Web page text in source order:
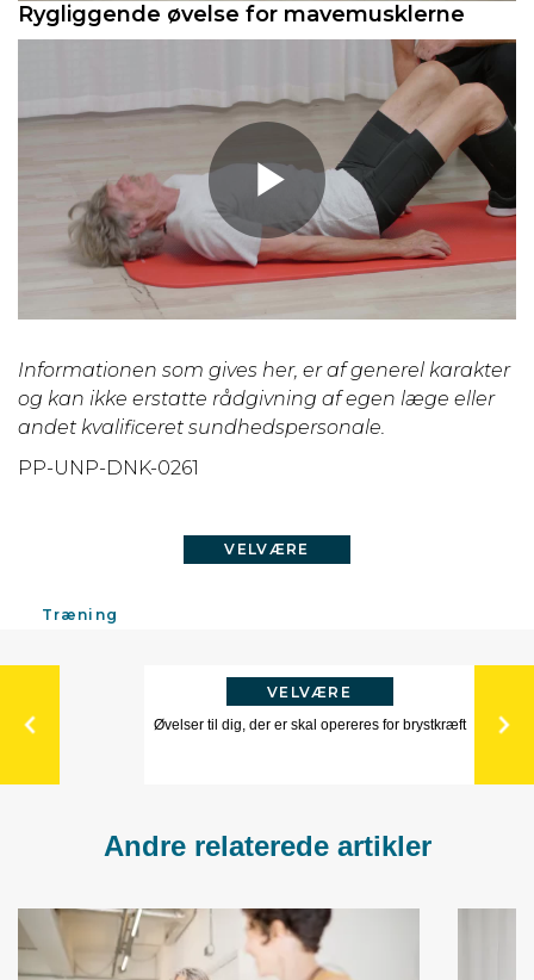
Video
Rygliggende øvelse for mavemusklerne
Play
Video
Informationen som gives her, er af generel karakter
og kan ikke erstatte rådgivning af egen læge eller
andet kvalificeret sundhedspersonale.
PP-UNP-DNK-0261
VELVÆRE
Træning
VELVÆRE
Øvelser til dig, der er skal opereres for brystkræft
Andre relaterede artikler